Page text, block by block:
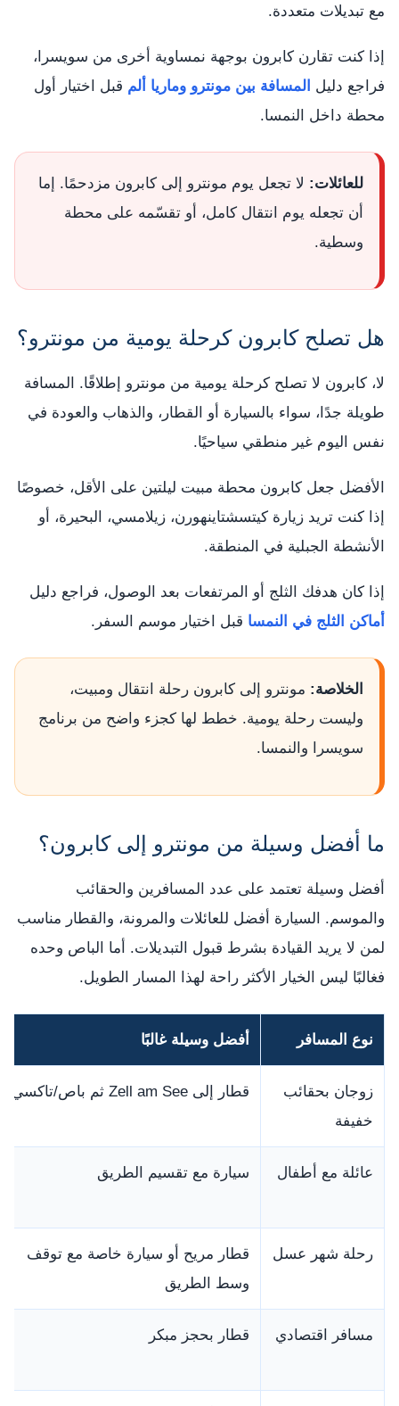
مع تبديلات متعددة.
إذا كنت تقارن كابرون بوجهة نمساوية أخرى من سويسرا،
فراجع دليل المسافة بين مونترو وماريا ألم قبل اختيار أول
محطة داخل النمسا.
للعائلات: لا تجعل يوم مونترو إلى كابرون مزدحمًا. إما
أن تجعله يوم انتقال كامل، أو تقسّمه على محطة
وسطية.
هل تصلح كابرون كرحلة يومية من مونترو؟
لا، كابرون لا تصلح كرحلة يومية من مونترو إطلاقًا. المسافة
طويلة جدًا، سواء بالسيارة أو القطار، والذهاب والعودة في
نفس اليوم غير منطقي سياحيًا.
الأفضل جعل كابرون محطة مبيت ليلتين على الأقل، خصوصًا
إذا كنت تريد زيارة كيتسشتاينهورن، زيلامسي، البحيرة، أو
الأنشطة الجبلية في المنطقة.
إذا كان هدفك الثلج أو المرتفعات بعد الوصول، فراجع دليل
أماكن الثلج في النمسا قبل اختيار موسم السفر.
الخلاصة: مونترو إلى كابرون رحلة انتقال ومبيت،
وليست رحلة يومية. خطط لها كجزء واضح من برنامج
سويسرا والنمسا.
ما أفضل وسيلة من مونترو إلى كابرون؟
أفضل وسيلة تعتمد على عدد المسافرين والحقائب
والموسم. السيارة أفضل للعائلات والمرونة، والقطار مناسب
لمن لا يريد القيادة بشرط قبول التبديلات. أما الباص وحده
فغالبًا ليس الخيار الأكثر راحة لهذا المسار الطويل.
نوع المسافر أفضل وسيلة غالبًا
زوجان بحقائب
خفيفة
قطار إلى Zell am See ثم باص/تاكسي
عائلة مع أطفال سيارة مع تقسيم الطريق
رحلة شهر عسل
قطار مريح أو سيارة خاصة مع توقف
وسط الطريق
مسافر اقتصادي قطار بحجز مبكر